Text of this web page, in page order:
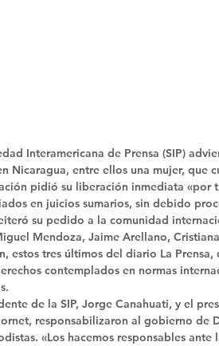
Interamericana de Prensa (SIP)
Nicaragua, entre ellos una mujer, que
pidió su liberación inmediata «por
en juicios sumarios, sin debido
su pedido a la comunidad
Mendoza, Jaime Arellano,
estos tres últimos del diario La
contemplados en normas
de la SIP, Jorge Canahuati, y el
responsabilizaron al gobierno
«Los hacemos responsables